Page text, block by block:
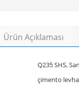
Ürün Açıklaması
Q235 SHS,
çimento